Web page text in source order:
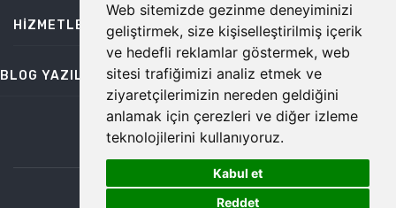
Web sitemizde gezinme deneyiminizi
geliştirmek, size kişiselleştirilmiş içerik
ve hedefli reklamlar göstermek, web
sitesi trafiğimizi analiz etmek ve
ziyaretçilerimizin nereden geldiğini
anlamak için çerezleri ve diğer izleme
teknolojilerini kullanıyoruz.
Kabul et
Reddet
HIZMETLER
BLOG YAZILARI
bilgi@temiz.co
©2026 Temiz, Her Hakkı Saklıdır.